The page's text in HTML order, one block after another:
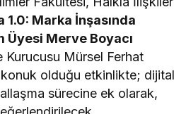
Marka İnşasında
Üyesi Merve Boyacı
Mürsel Ferhat
konuk olduğu etkinlikte; dijital
sürecine ek olarak,